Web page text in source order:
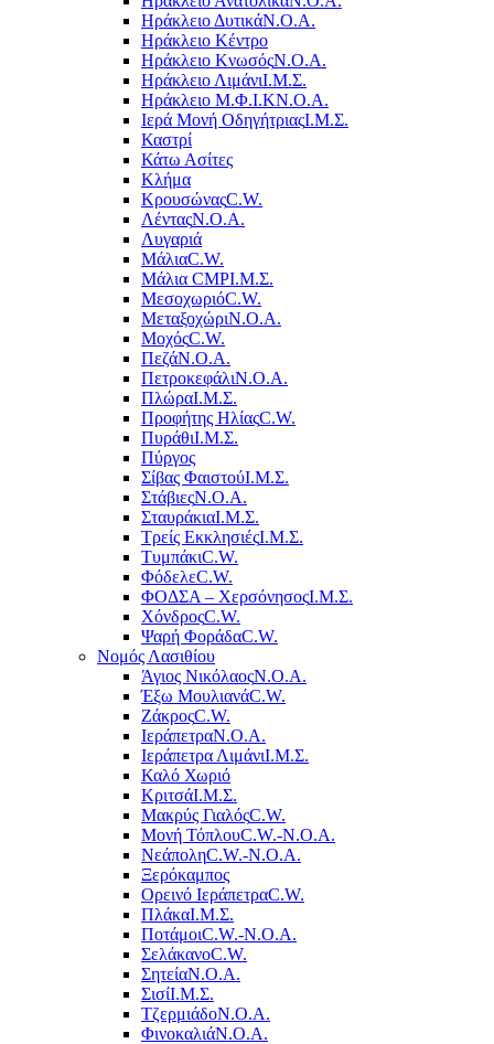
Ηράκλειο ΔυτικάΝ.Ο.Α.
Ηράκλειο Κέντρο
Ηράκλειο ΚνωσόςΝ.Ο.Α.
Ηράκλειο ΛιμάνιΙ.Μ.Σ.
Ηράκλειο Μ.Φ.Ι.ΚΝ.Ο.Α.
Ιερά Μονή ΟδηγήτριαςΙ.Μ.Σ.
Καστρί
Κάτω Ασίτες
Κλήμα
ΚρουσώναςC.W.
ΛένταςΝ.Ο.Α.
Λυγαριά
ΜάλιαC.W.
Μάλια CMPΙ.Μ.Σ.
ΜεσοχωριόC.W.
ΜεταξοχώριΝ.Ο.Α.
ΜοχόςC.W.
ΠεζάΝ.Ο.Α.
ΠετροκεφάλιΝ.Ο.Α.
ΠλώραΙ.Μ.Σ.
Προφήτης ΗλίαςC.W.
ΠυράθιΙ.Μ.Σ.
Πύργος
Σίβας ΦαιστούΙ.Μ.Σ.
ΣτάβιεςΝ.Ο.Α.
ΣταυράκιαΙ.Μ.Σ.
Τρείς ΕκκλησιέςΙ.Μ.Σ.
ΤυμπάκιC.W.
ΦόδελεC.W.
ΦΟΔΣΑ – ΧερσόνησοςΙ.Μ.Σ.
ΧόνδροςC.W.
Ψαρή ΦοράδαC.W.
Νομός Λασιθίου
Άγιος ΝικόλαοςΝ.Ο.Α.
Έξω ΜουλιανάC.W.
ΖάκροςC.W.
ΙεράπετραΝ.Ο.Α.
Ιεράπετρα ΛιμάνιΙ.Μ.Σ.
Καλό Χωριό
ΚριτσάΙ.Μ.Σ.
Μακρύς ΓιαλόςC.W.
Μονή ΤόπλουC.W.-Ν.Ο.Α.
ΝεάποληC.W.-Ν.Ο.Α.
Ξερόκαμπος
Ορεινό ΙεράπετραC.W.
ΠλάκαΙ.Μ.Σ.
ΠοτάμοιC.W.-Ν.Ο.Α.
ΣελάκανοC.W.
ΣητείαΝ.Ο.Α.
ΣισίΙ.Μ.Σ.
ΤζερμιάδοΝ.Ο.Α.
ΦινοκαλιάΝ.Ο.Α.